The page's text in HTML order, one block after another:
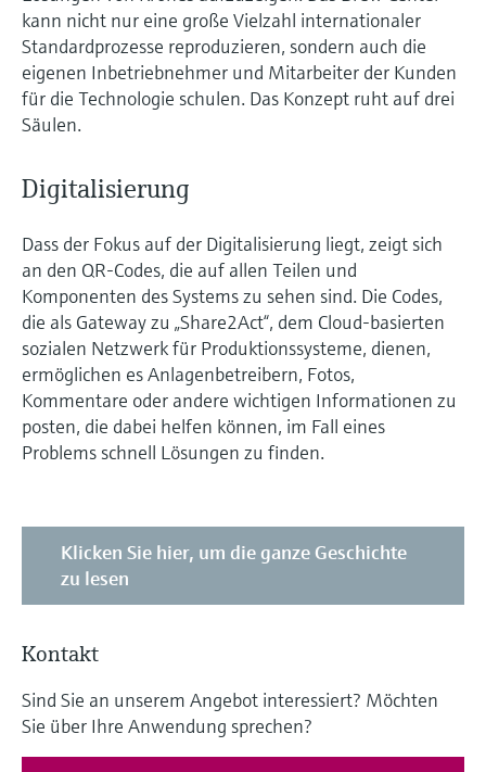
kann nicht nur eine große Vielzahl internationaler
Standardprozesse reproduzieren, sondern auch die
eigenen Inbetriebnehmer und Mitarbeiter der Kunden
für die Technologie schulen. Das Konzept ruht auf drei
Säulen.
Digitalisierung
Dass der Fokus auf der Digitalisierung liegt, zeigt sich
an den QR-Codes, die auf allen Teilen und
Komponenten des Systems zu sehen sind. Die Codes,
die als Gateway zu „Share2Act“, dem Cloud-basierten
sozialen Netzwerk für Produktionssysteme, dienen,
ermöglichen es Anlagenbetreibern, Fotos,
Kommentare oder andere wichtigen Informationen zu
posten, die dabei helfen können, im Fall eines
Problems schnell Lösungen zu finden.
Klicken Sie hier, um die ganze Geschichte
zu lesen
Kontakt
Sind Sie an unserem Angebot interessiert? Möchten
Sie über Ihre Anwendung sprechen?